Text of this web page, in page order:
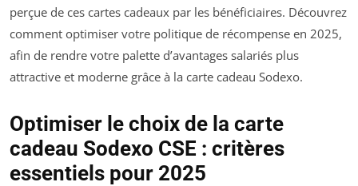
perçue de ces cartes cadeaux par les bénéficiaires. Découvrez
comment optimiser votre politique de récompense en 2025,
afin de rendre votre palette d’avantages salariés plus
attractive et moderne grâce à la carte cadeau Sodexo.
Optimiser le choix de la carte
cadeau Sodexo CSE : critères
essentiels pour 2025